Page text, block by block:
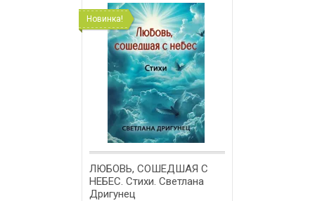
Новинка!
ЛЮБОВЬ, СОШЕДШАЯ С
НЕБЕС. Стихи. Светлана
Дригунец